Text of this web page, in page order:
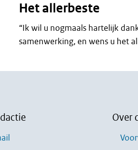
Het allerbeste
“Ik wil u nogmaals hartelijk
samenwerking, en wens u het
Over